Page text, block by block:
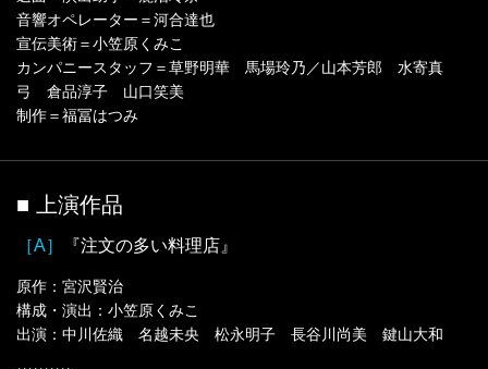
音響オペレーター＝河合達也
宣伝美術＝小笠原くみこ
カンパニースタッフ＝草野明華 馬場玲乃／山本芳郎 水寄真
弓 倉品淳子 山口笑美
制作＝福冨はつみ
■ 上演作品
［A］ 『注文の多い料理店』
原作：宮沢賢治
構成・演出：小笠原くみこ
出演：中川佐織 名越未央 松永明子 長谷川尚美 鍵山大和